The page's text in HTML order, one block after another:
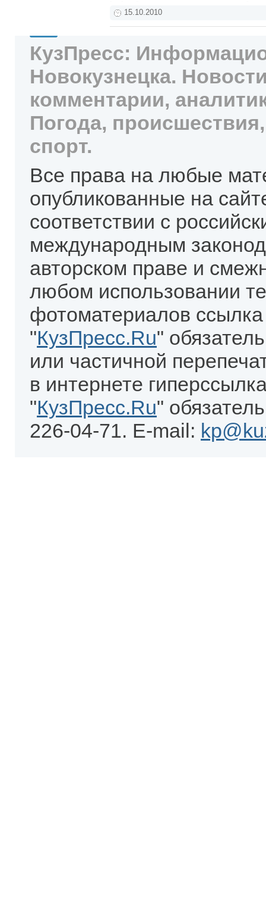
15.10.2010
КузПресс:
Новокузнецка.
комментарии,
Погода,
спорт.
Все права на любые
опубликованные на
соответствии с
международным
авторском праве и
любом использовании
фотоматериалов
"КузПресс.Ru"
или частичной
в интернете
"КузПресс.Ru"
226-04-71. E-mail: